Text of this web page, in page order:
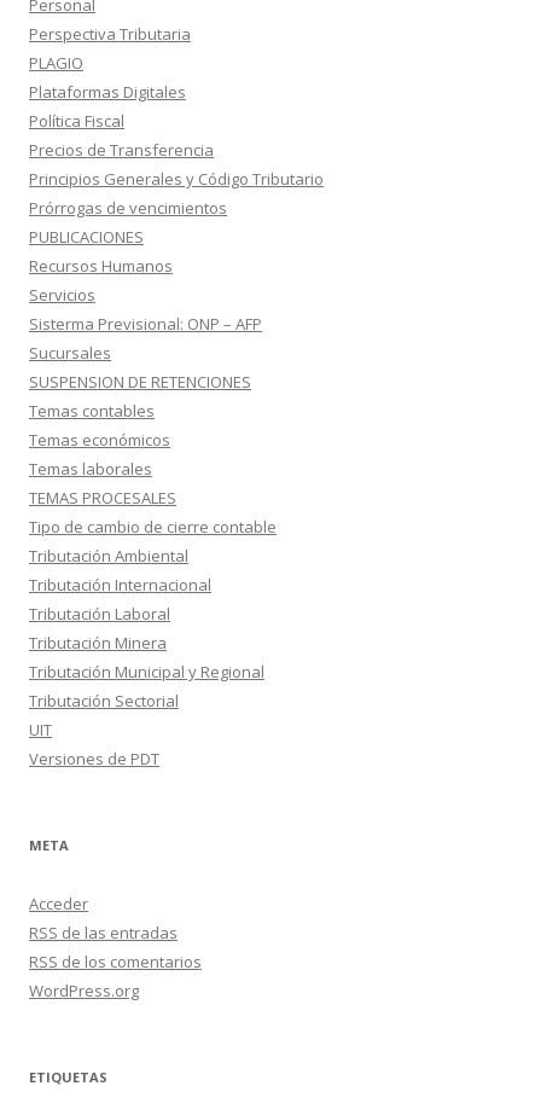
Personal
Perspectiva Tributaria
PLAGIO
Plataformas Digitales
Política Fiscal
Precios de Transferencia
Principios Generales y Código Tributario
Prórrogas de vencimientos
PUBLICACIONES
Recursos Humanos
Servicios
Sisterma Previsional: ONP – AFP
Sucursales
SUSPENSION DE RETENCIONES
Temas contables
Temas económicos
Temas laborales
TEMAS PROCESALES
Tipo de cambio de cierre contable
Tributación Ambiental
Tributación Internacional
Tributación Laboral
Tributación Minera
Tributación Municipal y Regional
Tributación Sectorial
UIT
Versiones de PDT
META
Acceder
RSS de las entradas
RSS de los comentarios
WordPress.org
ETIQUETAS